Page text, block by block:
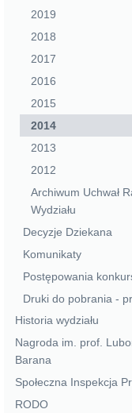
2019
2018
2017
2016
2015
2014
2013
2012
Archiwum Uchwał
Wydziału
Decyzje Dziekana
Komunikaty
Postępowania
Druki do pobrania -
Historia wydziału
Nagroda im. prof.
Barana
Społeczna Inspekcja
RODO